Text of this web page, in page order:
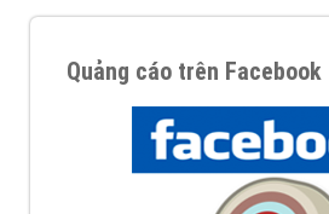
Quảng cáo trên Facebook